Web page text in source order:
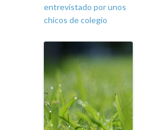
entrevistado por unos
chicos de colegio